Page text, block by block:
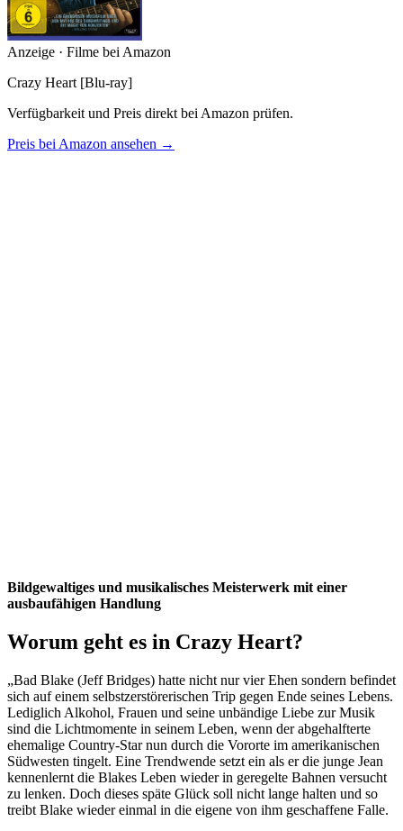
Anzeige · Filme bei Amazon
Crazy Heart [Blu-ray]
Verfügbarkeit und Preis direkt bei Amazon prüfen.
Preis bei Amazon ansehen →
Bildgewaltiges und musikalisches Meisterwerk mit einer
ausbaufähigen Handlung
Worum geht es in Crazy Heart?
„Bad Blake (Jeff Bridges) hatte nicht nur vier Ehen sondern befindet
sich auf einem selbstzerstörerischen Trip gegen Ende seines Lebens.
Lediglich Alkohol, Frauen und seine unbändige Liebe zur Musik
sind die Lichtmomente in seinem Leben, wenn der abgehalfterte
ehemalige Country-Star nun durch die Vororte im amerikanischen
Südwesten tingelt. Eine Trendwende setzt ein als er die junge Jean
kennenlernt die Blakes Leben wieder in geregelte Bahnen versucht
zu lenken. Doch dieses späte Glück soll nicht lange halten und so
treibt Blake wieder einmal in die eigene von ihm geschaffene Falle.